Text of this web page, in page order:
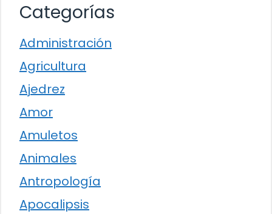
Categorías
Administración
Agricultura
Ajedrez
Amor
Amuletos
Animales
Antropología
Apocalipsis